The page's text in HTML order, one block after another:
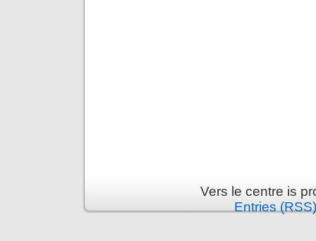
Vers le centre is
Entries (RSS)